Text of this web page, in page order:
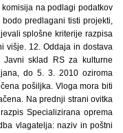
na podlagi podatkov
predlagani tisti projekti,
splošne kriterije razpisa
višje. 12. Oddaja in dostava
sklad RS za kulturne
do 5. 3. 2010 oziroma
pošiljka. Vloga mora biti
Na prednji strani ovitka
Specializirana oprema
vlagatelja: naziv in poštni